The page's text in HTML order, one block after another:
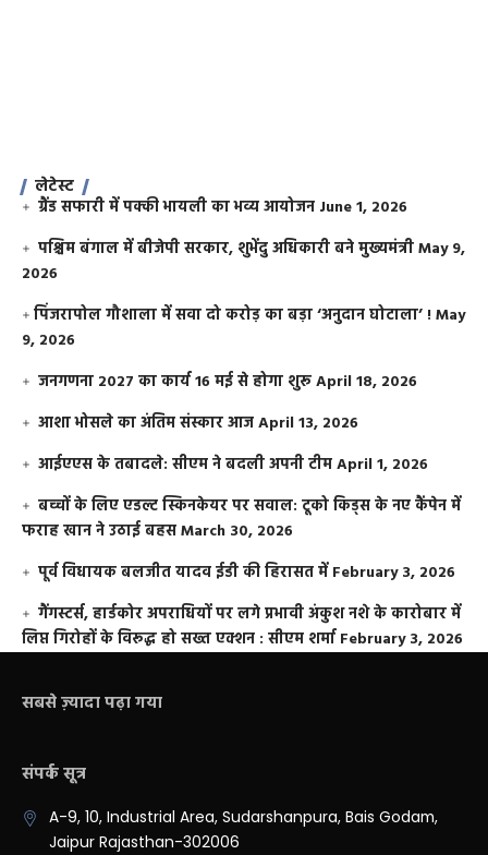
लेटेस्ट
ग्रैंड सफारी में पक्की भायली का भव्य आयोजन June 1, 2026
पश्चिम बंगाल में बीजेपी सरकार, शुभेंदु अधिकारी बने मुख्यमंत्रीMay 9,
2026
​पिंजरापोल गौशाला में सवा दो करोड़ का बड़ा ‘अनुदान घोटाला’ !May
9, 2026
जनगणना 2027 का कार्य 16 मई से होगा शुरूApril 18, 2026
आशा भोसले का अंतिम संस्कार आजApril 13, 2026
आईएएस के तबादले: सीएम ने बदली अपनी टीमApril 1, 2026
बच्चों के लिए एडल्ट स्किनकेयर पर सवाल: टूको किड्स के नए कैंपेन में
फराह खान ने उठाई बहसMarch 30, 2026
पूर्व विधायक बलजीत यादव ईडी की हिरासत में February 3, 2026
गैंगस्टर्स, हार्डकोर अपराधियों पर लगे प्रभावी अंकुश नशे के कारोबार में
लिप्त गिरोहों के विरूद्ध हो सख्त एक्शन : सीएम शर्मा February 3, 2026
सबसे ज़्यादा पढ़ा गया
संपर्क सूत्र
A-9, 10, Industrial Area, Sudarshanpura, Bais Godam,
Jaipur Rajasthan-302006